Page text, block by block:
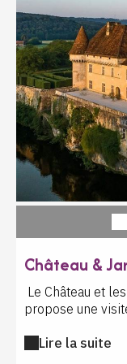
Château &
Le Château et
propose une
remarquable
Lire la suite